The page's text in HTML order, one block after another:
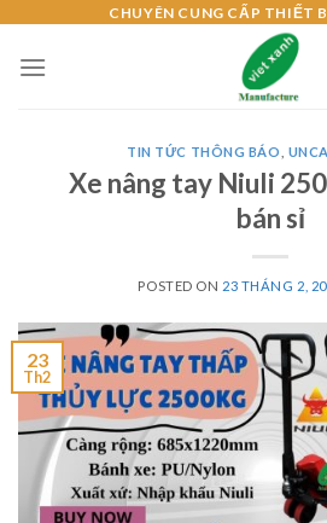
content
CHUYÊN CUNG CẤP THIẾT
TIN TỨC THÔNG BÁO
Xe nâng tay Niuli
bán sỉ
POSTED ON 23 THÁNG 2,
23
Th2